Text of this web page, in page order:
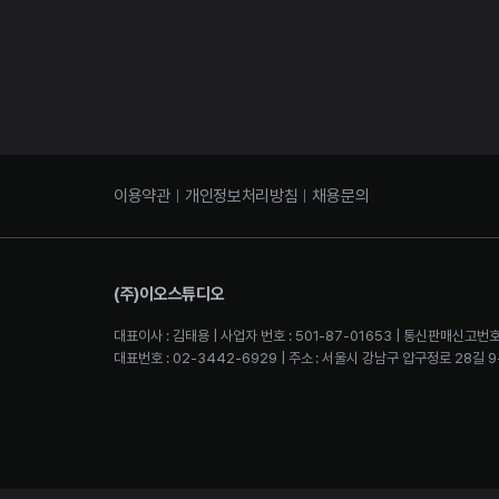
이용약관 개인정보처리방침 채용문의
(주)이오스튜디오
대표이사 : 김태용 | 사업자 번호 : 501-87-01653 | 통신판매신고
대표번호 : 02-3442-6929 | 주소 : 서울시 강남구 압구정로 28